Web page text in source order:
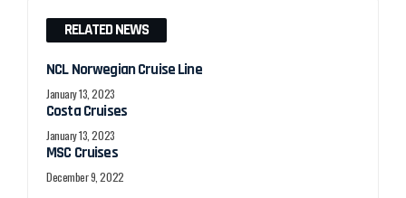
RELATED NEWS
NCL Norwegian Cruise Line
January 13, 2023
Costa Cruises
January 13, 2023
MSC Cruises
December 9, 2022